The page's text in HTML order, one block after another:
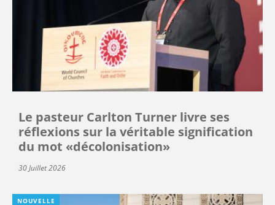
Le pasteur Carlton Turner livre ses
réflexions sur la véritable signification
du mot «décolonisation»
30 Juillet 2026
NOUVELLE